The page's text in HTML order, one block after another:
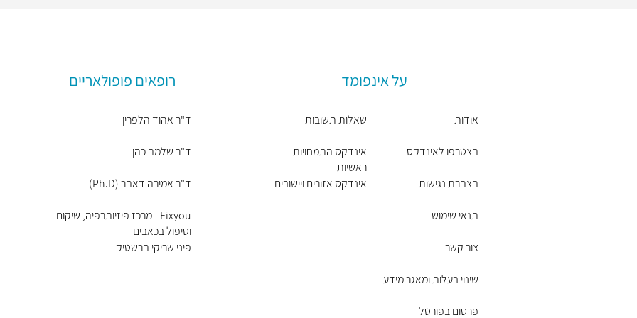
על אינפומד
אודות
הצטרפו לאינדקס
הצהרת נגישות
תנאי שימוש
צור קשר
שינוי בעלות ומאגר מידע
פרסום בפורטל
שאלות תשובות
אינדקס התמחויות
ראשיות
אינדקס אזורים ויישובים
רופאים פופולאריים
ד"ר אהוד הלפרין
ד"ר שלמה כהן
ד"ר אמירה דאהר (Ph.D)
Fixyou - מרכז פיזיותרפיה, שיקום
וטיפול בכאבים
פיני שריקי הרשטיק